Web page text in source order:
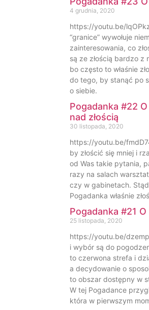
4 grudnia, 2020
https://youtu.be/
“granice” wywołuje
zainteresowania, co
są ze złością bardzo z
bo często to właśnie
do tego, by stanąć po
o siebie.
Pogadanka #22
nad złością
30 listopada, 2020
https://youtu.be/
by złościć się mniej i
od Was takie pytania,
razy na salach
czy w gabinetach.
Pogadanka właśnie
Pogadanka #21
25 listopada, 2020
https://youtu.be/
i wybór są do
to czerwona strefa i
a decydowanie o
to obszar dostępny w
W tej Pogadance
która w pierwszym